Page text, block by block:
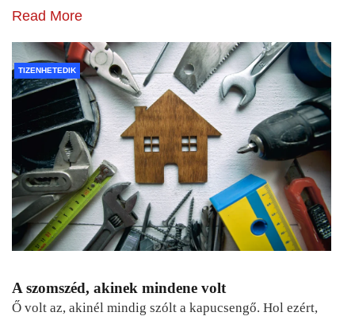
Read More
TIZENHETEDIK
A szomszéd, akinek mindene volt
Ő volt az, akinél mindig szólt a kapucsengő. Hol ezért,